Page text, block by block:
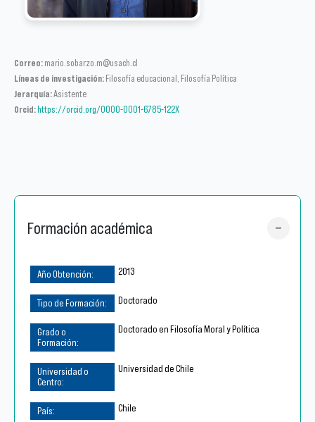
Correo: mario.sobarzo.m@usach.cl
Líneas de investigación: Filosofía educacional, Filosofía Política
Jerarquía:Asistente
Orcid: https://orcid.org/0000-0001-6785-122X
Formación académica
2013
Doctorado
Doctorado en Filosofía Moral y Política
Universidad de Chile
Chile